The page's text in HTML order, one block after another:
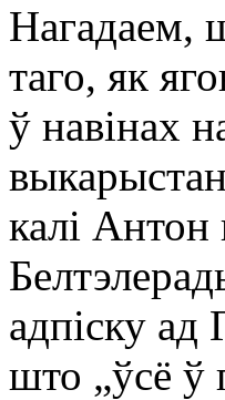
Нагадаем,
таго, як
ў навінах
калі
адпіску ад
што „ўсё ў